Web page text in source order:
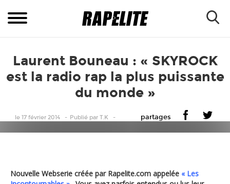
Laurent Bouneau : « SKYROCK
est la radio rap la plus puissante
du monde »
le 17 février 2014 Publié par T.K partages
Nouvelle Webserie créée par Rapelite.com appelée « Les